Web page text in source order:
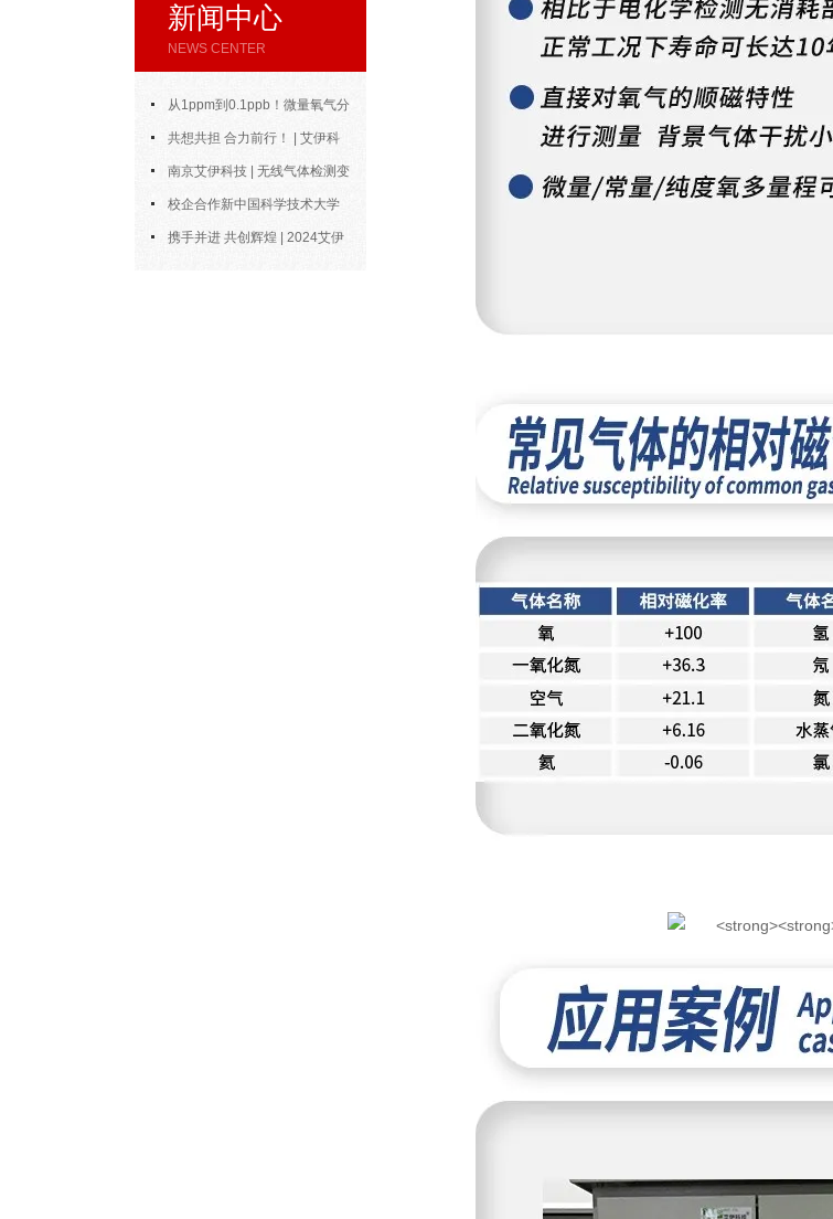
新闻中心
NEWS CENTER
从1ppm到0.1ppb！微量氧气分
析仪的测量范围与精度到底能做到
多好？
共想共担 合力前行！ | 艾伊科
技2025年中合伙人会议圆满召开
南京艾伊科技 | 无线气体检测变
送器：无线通信，智控安全新风向
校企合作新中国科学技术大学
博士陶永会出任南京艾伊公司“科
携手并进 共创辉煌 | 2024艾伊